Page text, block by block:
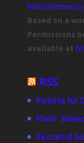
Based on a
Permissions
available at
RSS
Poezia lui
Florii
Secretul